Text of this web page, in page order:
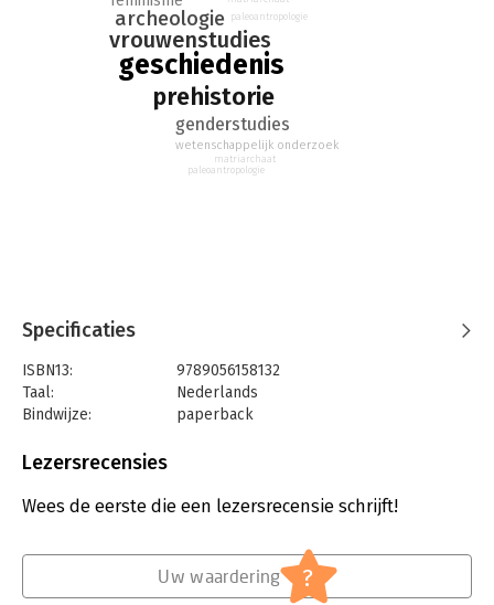
geschiedenis
prehistorie
vrouwenstudies
archeologie
genderstudies
wetenschappelijk onderzoek
paleoantropologie
matriarchaat
paleoantropologie
Specificaties
ISBN13:
9789056158132
Taal:
Nederlands
Bindwijze:
paperback
Uitgever:
Verschijningsdatum:
1-4-2022
Lezersrecensies
Wees de eerste die een lezersrecensie schrijft!
Uw waardering ?